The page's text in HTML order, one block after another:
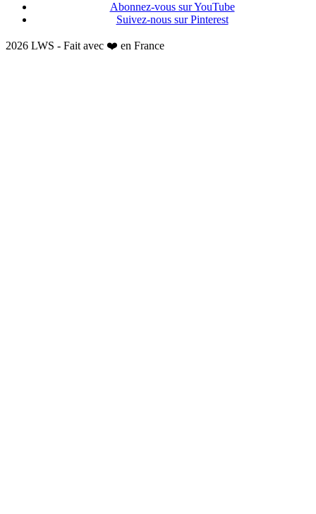
Abonnez-vous sur YouTube
Suivez-nous sur Pinterest
2026 LWS - Fait avec ❤️ en France